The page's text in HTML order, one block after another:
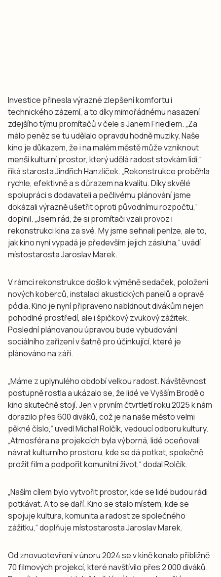
Investice přinesla výrazné zlepšení komfortu i
technického zázemí, a to díky mimořádnému nasazení
zdejšího týmu promítačů v čele s Janem Friedlem. „Za
málo peněz se tu udělalo opravdu hodně muziky. Naše
kino je důkazem, že i na malém městě může vzniknout
menší kulturní prostor, který udělá radost stovkám lidí,“
říká starosta Jindřich Hanzlíček. „Rekonstrukce proběhla
rychle, efektivně a s důrazem na kvalitu. Díky skvělé
spolupráci s dodavateli a pečlivému plánování jsme
dokázali výrazně ušetřit oproti původnímu rozpočtu,“
doplnil. „Jsem rád, že si promítači vzali provoz i
rekonstrukci kina za své. My jsme sehnali peníze, ale to,
jak kino nyní vypadá je především jejich zásluha,“ uvádí
místostarosta Jaroslav Marek.
V rámci rekonstrukce došlo k výměně sedaček, položení
nových koberců, instalaci akustických panelů a opravě
pódia. Kino je nyní připraveno nabídnout divákům nejen
pohodlné prostředí, ale i špičkový zvukový zážitek.
Poslední plánovanou úpravou bude vybudování
sociálního zařízení v šatně pro účinkující, které je
plánováno na září.
„Máme z uplynulého období velkou radost. Návštěvnost
postupně rostla a ukázalo se, že lidé ve Vyšším Brodě o
kino skutečně stojí. Jen v prvním čtvrtletí roku 2025 k nám
dorazilo přes 600 diváků, což je na naše město velmi
pěkné číslo,“ uvedl Michal Rolčík, vedoucí odboru kultury.
„Atmosféra na projekcích byla výborná, lidé oceňovali
návrat kulturního prostoru, kde se dá potkat, společně
prožít film a podpořit komunitní život,“ dodal Rolčík.
„Naším cílem bylo vytvořit prostor, kde se lidé budou rádi
potkávat. A to se daří. Kino se stalo místem, kde se
spojuje kultura, komunita a radost ze společného
zážitku,“ doplňuje místostarosta Jaroslav Marek.
Od znovuotevření v únoru 2024 se v kině konalo přibližně
70 filmových projekcí, které navštívilo přes 2 000 diváků.